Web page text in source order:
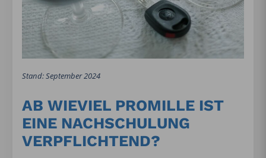
Stand: September 2024
AB WIEVIEL PROMILLE IST
EINE NACHSCHULUNG
VERPFLICHTEND?